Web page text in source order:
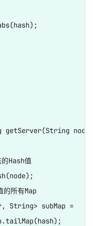
node)
Hash值
所有Map
String> subMap =